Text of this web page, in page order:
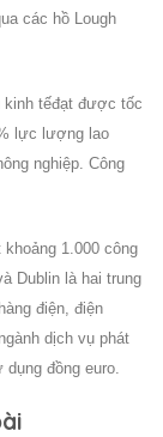
các hồ Lough
kinh tếđạt được tốc
lực lượng lao
nghiệp. Công
1.000 công
Dublin là hai trung
điện, điện
dịch vụ phát
đồng euro.